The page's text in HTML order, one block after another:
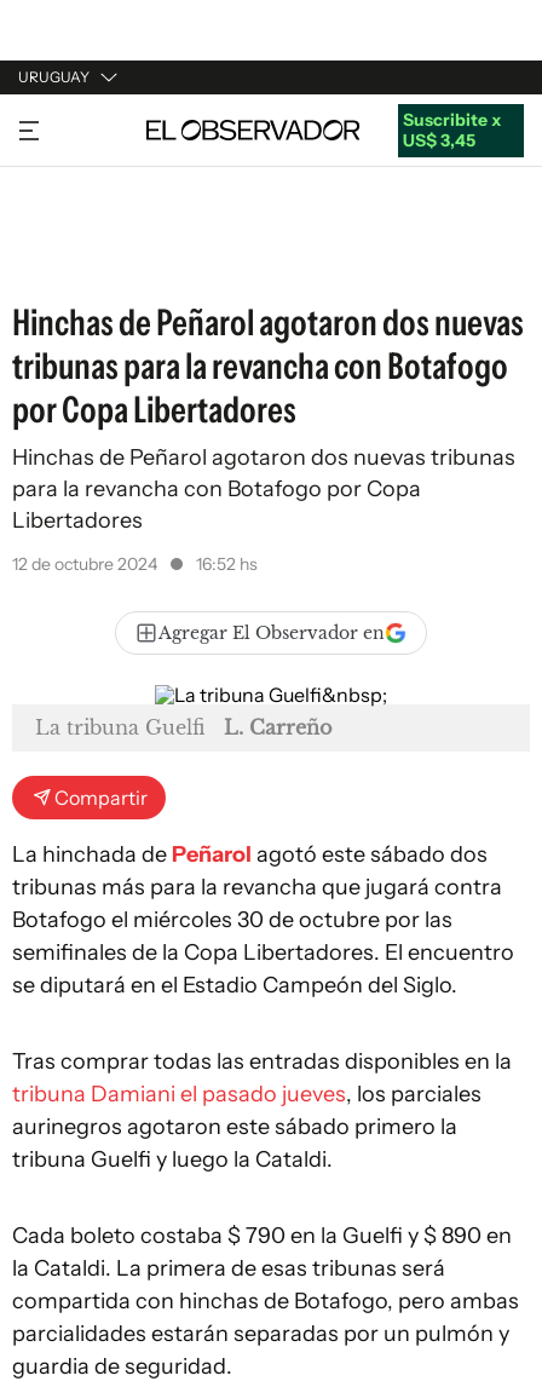
URUGUAY
URUGUAY
ARGENTINA
Suscribite x
US$ 3,45
Hinchas de Peñarol agotaron dos nuevas
tribunas para la revancha con Botafogo
por Copa Libertadores
Hinchas de Peñarol agotaron dos nuevas tribunas
para la revancha con Botafogo por Copa
Libertadores
12 de octubre 2024 16:52 hs
Agregar El Observador en
La tribuna Guelfi L. Carreño
Compartir
La hinchada de Peñarol agotó este sábado dos
tribunas más para la revancha que jugará contra
Botafogo el miércoles 30 de octubre por las
semifinales de la Copa Libertadores. El encuentro
se diputará en el Estadio Campeón del Siglo.
Tras comprar todas las entradas disponibles en la
tribuna Damiani el pasado jueves, los parciales
aurinegros agotaron este sábado primero la
tribuna Guelfi y luego la Cataldi.
Cada boleto costaba $ 790 en la Guelfi y $ 890 en
la Cataldi. La primera de esas tribunas será
compartida con hinchas de Botafogo, pero ambas
parcialidades estarán separadas por un pulmón y
guardia de seguridad.